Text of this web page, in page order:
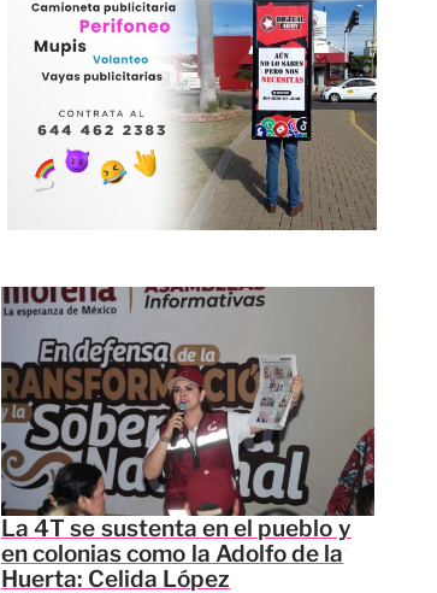
La 4T se sustenta en el pueblo y
en colonias como la Adolfo de la
Huerta: Celida López